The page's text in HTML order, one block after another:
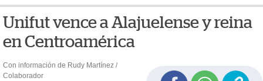
Unifut vence a Alajuelense y reina
en Centroamérica
Con información de Rudy Martínez /
Colaborador